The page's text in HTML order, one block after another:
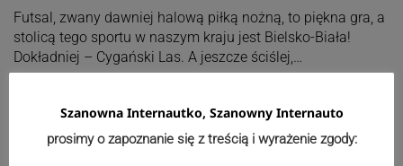
Futsal, zwany dawniej halową piłką nożną, to piękna gra, a
stolicą tego sportu w naszym kraju jest Bielsko-Biała!
Dokładniej – Cygański Las. A jeszcze ściślej,…
Szanowna Internautko, Szanowny Internauto
prosimy o zapoznanie się z treścią i wyrażenie zgody: